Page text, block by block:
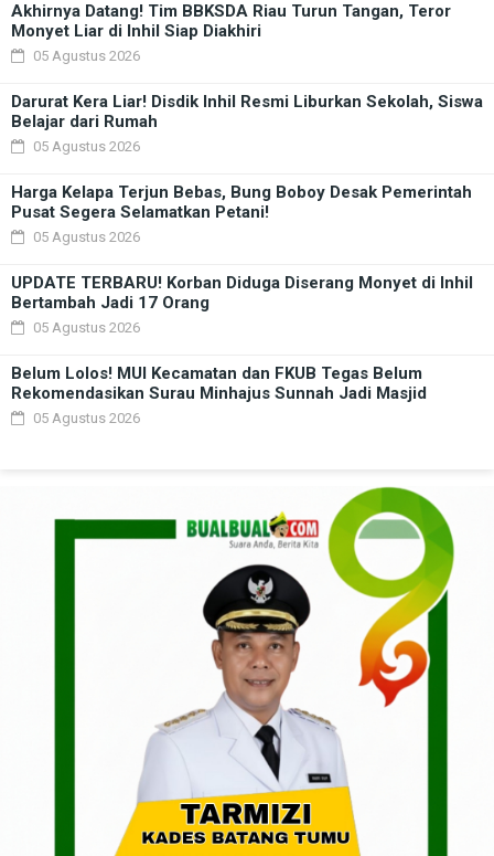
Akhirnya Datang! Tim BBKSDA Riau Turun Tangan, Teror
Monyet Liar di Inhil Siap Diakhiri
05 Agustus 2026
Darurat Kera Liar! Disdik Inhil Resmi Liburkan Sekolah, Siswa
Belajar dari Rumah
05 Agustus 2026
Harga Kelapa Terjun Bebas, Bung Boboy Desak Pemerintah
Pusat Segera Selamatkan Petani!
05 Agustus 2026
UPDATE TERBARU! Korban Diduga Diserang Monyet di Inhil
Bertambah Jadi 17 Orang
05 Agustus 2026
Belum Lolos! MUI Kecamatan dan FKUB Tegas Belum
Rekomendasikan Surau Minhajus Sunnah Jadi Masjid
05 Agustus 2026